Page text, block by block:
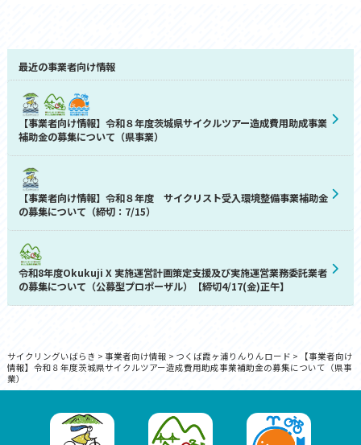
最近の事業者向け情報
【事業者向け情報】令和８年度茨城県サイクルツアー造成費用助成事業
補助金の募集について（県事業）
【事業者向け情報】令和８年度 サイクリスト受入環境整備事業補助金
の募集について（締切：7/15）
令和8年度Okukuji X 実施運営計画策定支援及び実施運営業務委託業者
の募集について（公募型プロポーザル）【締切4/17(金)正午】
サイクリングいばらき > 事業者向け情報 > つくば霞ヶ浦りんりんロード >
【事業者向け
情報】令和８年度茨城県サイクルツアー造成費用助成事業補助金の募集について（県事
業）